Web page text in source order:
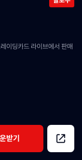
이딩카드 라이브에서 판매
받기